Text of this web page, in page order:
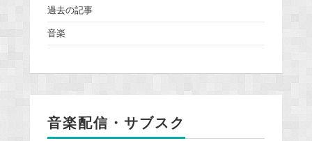
過去の記事
音楽
音楽配信・サブスク